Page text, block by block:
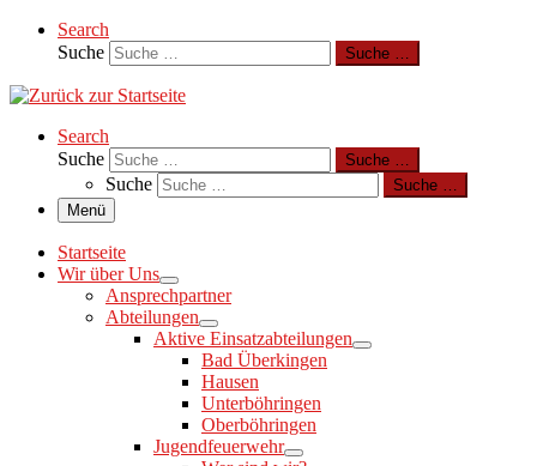
Search
Suche
Suche …
Search
Suche
Suche …
Suche
Suche …
Menü
Startseite
Wir über Uns
Ansprechpartner
Abteilungen
Aktive Einsatzabteilungen
Bad Überkingen
Hausen
Unterböhringen
Oberböhringen
Jugendfeuerwehr